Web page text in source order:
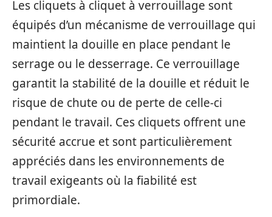
Les cliquets à cliquet à verrouillage sont
équipés d’un mécanisme de verrouillage qui
maintient la douille en place pendant le
serrage ou le desserrage. Ce verrouillage
garantit la stabilité de la douille et réduit le
risque de chute ou de perte de celle-ci
pendant le travail. Ces cliquets offrent une
sécurité accrue et sont particulièrement
appréciés dans les environnements de
travail exigeants où la fiabilité est
primordiale.